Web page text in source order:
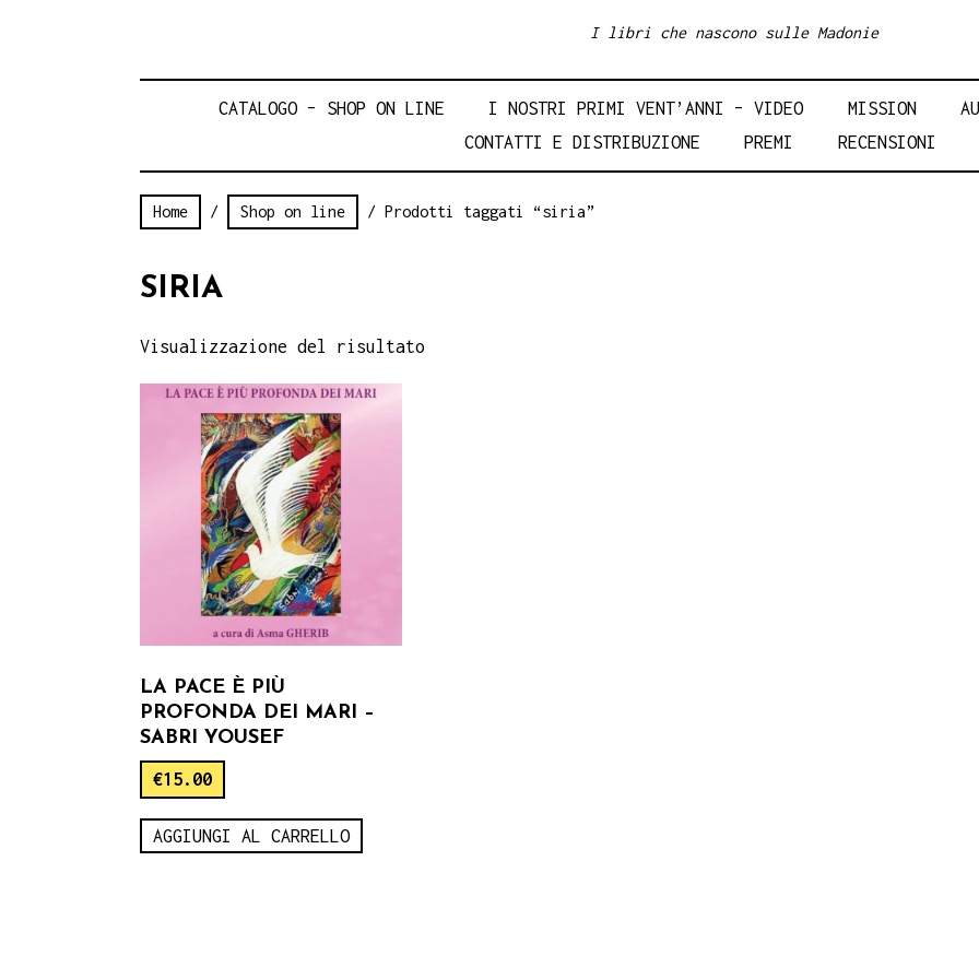
I libri che nascono sulle Madonie
CATALOGO – SHOP ON LINE I NOSTRI PRIMI VENT’ANNI – VIDEO MISSION
CONTATTI E DISTRIBUZIONE
PREMI RECENSIONI
Home / Shop on line / Prodotti taggati “siria”
SIRIA
Visualizzazione del risultato
LA PACE È PIÙ
PROFONDA DEI MARI –
SABRI YOUSEF
€15.00
AGGIUNGI AL CARRELLO